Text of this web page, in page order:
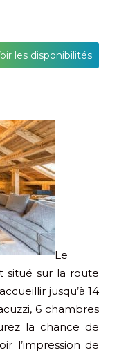
les disponibilités
Le
situé sur la route
jusqu’à 14
6 chambres
la chance de
l’impression de